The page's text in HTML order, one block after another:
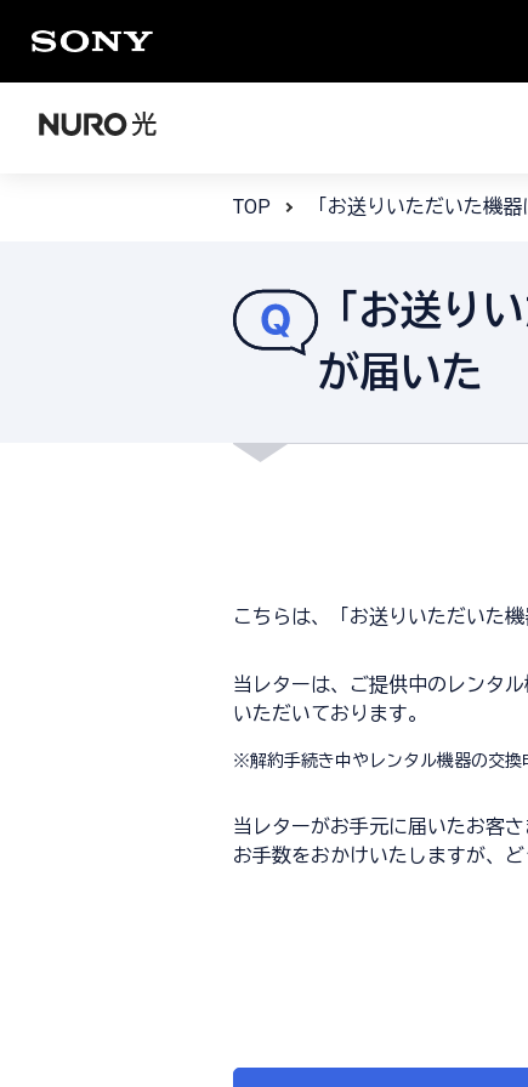
TOP 「お送りいただいた機
「お送り
が届いた
こちらは、「お送りいただいた
当レターは、ご提供中のレンタ
いただいております。
※解約手続き中やレンタル機器の交
当レターがお手元に届いたお客
お手数をおかけいたしますが、